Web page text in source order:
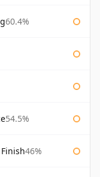
60.4%
54.5%
46%